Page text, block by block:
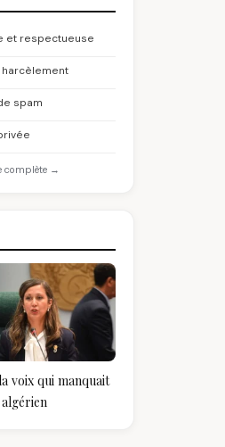
et respectueuse
harcèlement
spam
complète →
voix qui manquait